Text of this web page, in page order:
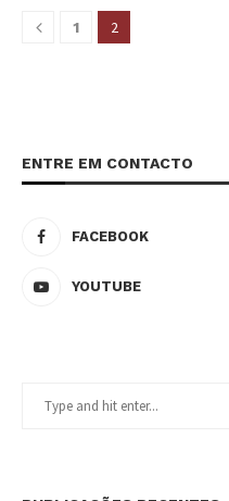
1 2
ENTRE EM CONTACTO
FACEBOOK
YOUTUBE